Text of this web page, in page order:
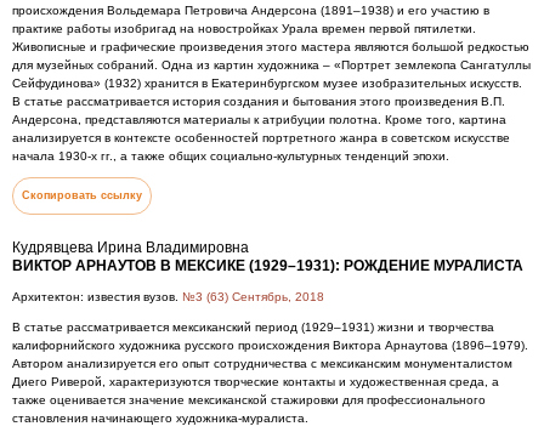
происхождения Вольдемара Петровича Андерсона (1891–1938) и его участию в
практике работы изобригад на новостройках Урала времен первой пятилетки.
Живописные и графические произведения этого мастера являются большой редкостью
для музейных собраний. Одна из картин художника – «Портрет землекопа Сангатуллы
Сейфудинова» (1932) хранится в Екатеринбургском музее изобразительных искусств.
В статье рассматривается история создания и бытования этого произведения В.П.
Андерсона, представляются материалы к атрибуции полотна. Кроме того, картина
анализируется в контексте особенностей портретного жанра в советском искусстве
начала 1930-х гг., а также общих социально-культурных тенденций эпохи.
Скопировать ссылку
Кудрявцева Ирина Владимировна
ВИКТОР АРНАУТОВ В МЕКСИКЕ (1929–1931): РОЖДЕНИЕ МУРАЛИСТА
Архитектон: известия вузов. №3 (63) Сентябрь, 2018
В статье рассматривается мексиканский период (1929–1931) жизни и творчества
калифорнийского художника русского происхождения Виктора Арнаутова (1896–1979).
Автором анализируется его опыт сотрудничества с мексиканским монументалистом
Диего Риверой, характеризуются творческие контакты и художественная среда, а
также оценивается значение мексиканской стажировки для профессионального
становления начинающего художника-муралиста.